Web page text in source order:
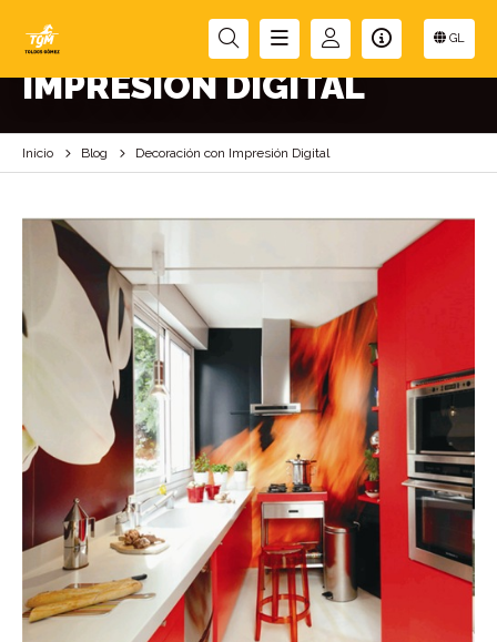
GL
DECORACIÓN CON
IMPRESIÓN DIGITAL
Inicio Blog Decoración con Impresión Digital